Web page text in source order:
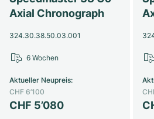
Axial Chronograph
324.30.38.50.03.001
CHF 5’080
Aktueller Neupreis:
CHF 6’100
6 Wochen